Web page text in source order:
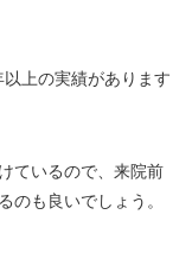
上の実績があります
ているので、来院前
のも良いでしょう。